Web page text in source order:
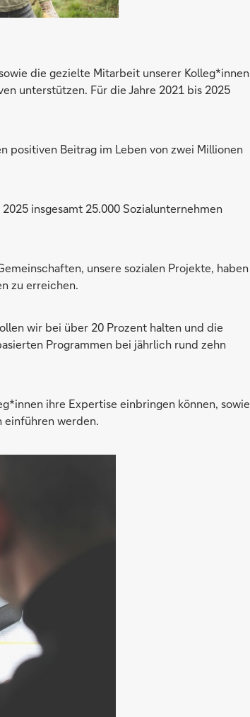
die gezielte Mitarbeit unserer Kolleg*innen
unterstützen. Für die Jahre 2021 bis 2025
positiven Beitrag im Leben von zwei Millionen
insgesamt 25.000 Sozialunternehmen
unsere sozialen Projekte, haben
zu erreichen.
wir bei über 20 Prozent halten und die
Programmen bei jährlich rund zehn
ihre Expertise einbringen können, sowie
einführen werden.